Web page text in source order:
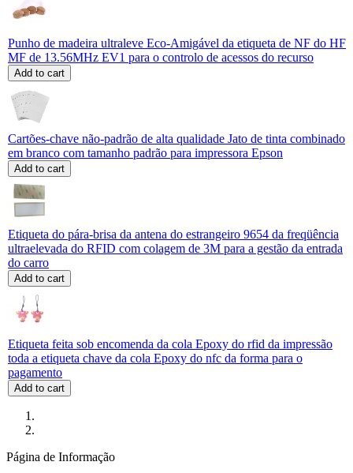
Punho de madeira ultraleve Eco-Amigável da etiqueta de NF do HF
MF de 13.56MHz EV1 para o controlo de acessos do recurso
Add to cart
Cartões-chave não-padrão de alta qualidade Jato de tinta combinado
em branco com tamanho padrão para impressora Epson
Add to cart
Etiqueta do pára-brisa da antena do estrangeiro 9654 da freqüência
ultraelevada do RFID com colagem de 3M para a gestão da entrada
do carro
Add to cart
Etiqueta feita sob encomenda da cola Epoxy do rfid da impressão
toda a etiqueta chave da cola Epoxy do nfc da forma para o
pagamento
Add to cart
Página de Informação